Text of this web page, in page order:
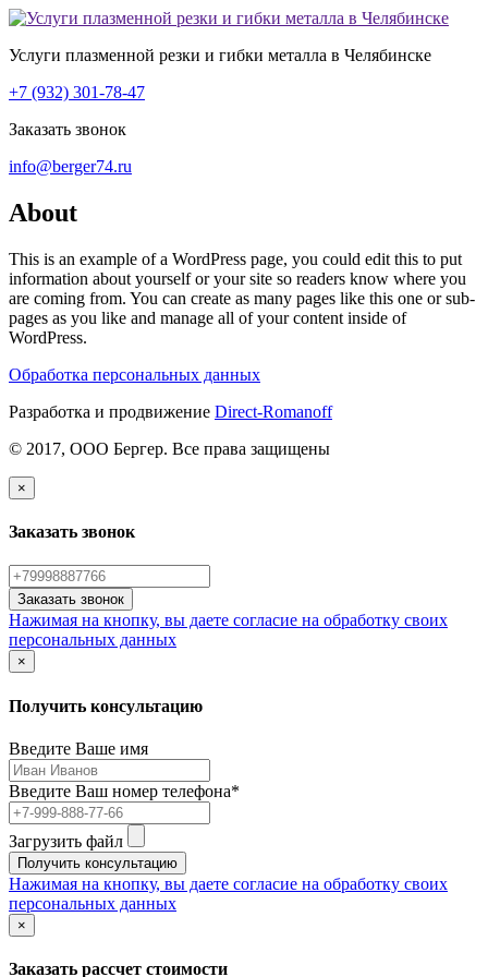
Услуги плазменной резки и гибки металла в Челябинске
+7 (932) 301-78-47
Заказать звонок
info@berger74.ru
About
This is an example of a WordPress page, you could edit this to put
information about yourself or your site so readers know where you
are coming from. You can create as many pages like this one or sub-
pages as you like and manage all of your content inside of
WordPress.
Обработка персональных данных
Разработка и продвижение Direct-Romanoff
© 2017, ООО Бергер. Все права защищены
×
Заказать звонок
Нажимая на кнопку, вы даете согласие на обработку своих
персональных данных
×
Получить консультацию
Введите Ваше имя
Введите Ваш номер телефона*
Загрузить файл
Получить консультацию
Нажимая на кнопку, вы даете согласие на обработку своих
персональных данных
×
Заказать рассчет стоимости